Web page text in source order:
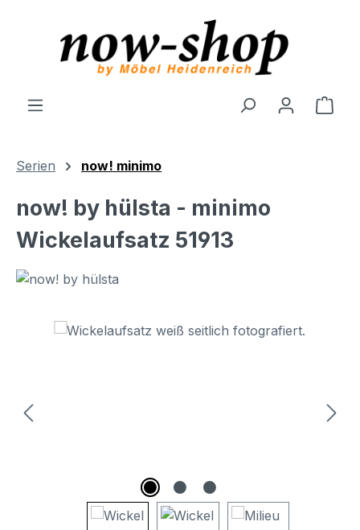
Serien now! minimo
now! by hülsta - minimo
Wickelaufsatz 51913
Bildergalerie überspringen